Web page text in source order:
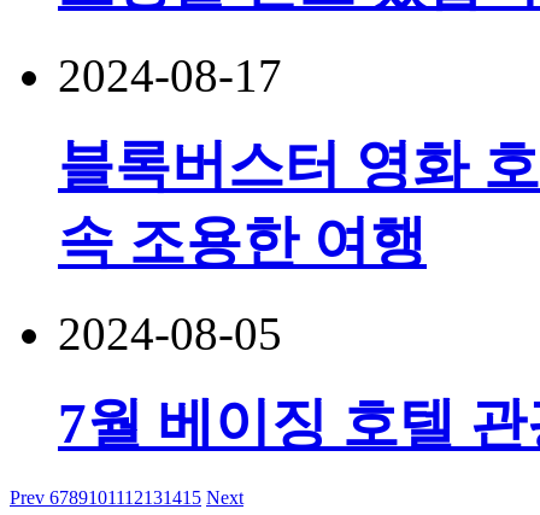
2024-08-17
블록버스터 영화
속 조용한 여행
2024-08-05
7월 베이징 호텔
Prev 6789101112131415 Next